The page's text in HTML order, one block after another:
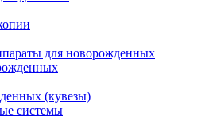
для новорожденных
(кувезы)
системы